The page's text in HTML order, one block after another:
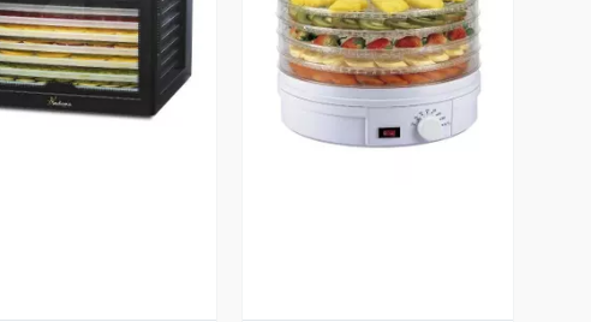
Vista Previa
Vista Previa